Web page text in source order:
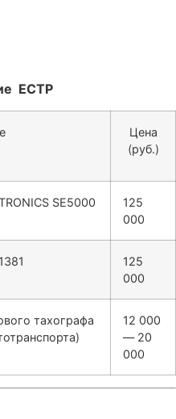
ЕСТР
Цена
(руб.)
SE5000
125
000
125
000
тахографа
12 000
— 20
000